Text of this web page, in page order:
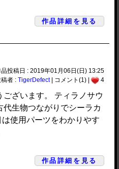
作品詳細を見る
品投稿日 : 2019年01月06日(日) 13:25
稿者 :TigerDefect| コメント(1) | 4
ざいます。 ティラノサウ
生物つながりでシーラカ
使用パーツをわかりやす
作品詳細を見る